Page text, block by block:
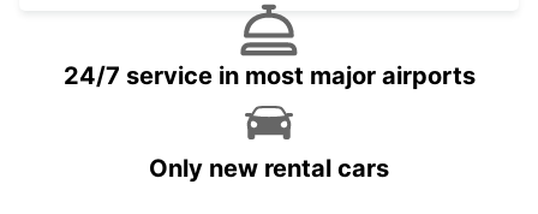
24/7 service in most major airports
Only new rental cars